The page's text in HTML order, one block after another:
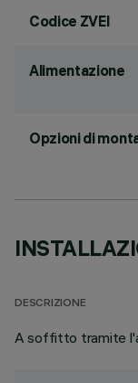
Codice ZVEI
Alimentazione
Opzioni di
DESCRIZIONE
A soffitto tramite